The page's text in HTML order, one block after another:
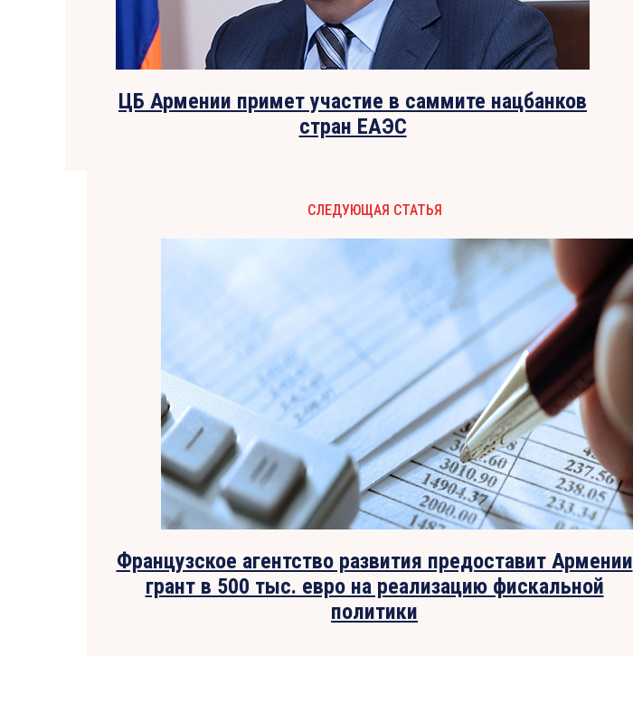
ЦБ Армении примет участие в саммите нацбанков
стран ЕАЭС
СЛЕДУЮЩАЯ СТАТЬЯ
Французское агентство развития предоставит Армении
грант в 500 тыс. евро на реализацию фискальной
политики